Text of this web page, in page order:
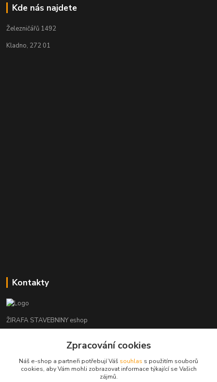
Kde nás najdete
Železničářů 1492
Kladno, 272 01
Kontakty
ŽIRAFA STAVEBNINY eshop
+420 312 685 342
kladno@zirafa-stavebniny.cz
Zpracování cookies
Náš e-shop a partneři potřebují Váš souhlas s použitím souborů
cookies, aby Vám mohli zobrazovat informace týkající se Vašich
zájmů.